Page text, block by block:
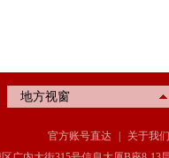
地方视窗
官方账号直达
关于我们